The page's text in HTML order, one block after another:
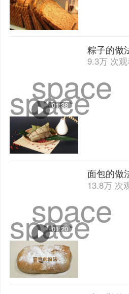
space
space
01:38
粽子的做
9.3万 次
space
space
01:20
面包的做
13.8万 次